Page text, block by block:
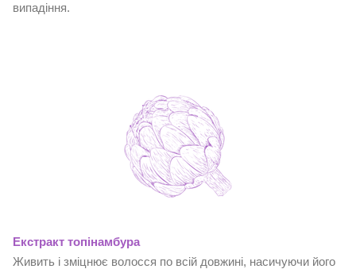
випадіння.
Екстракт топінамбура
Живить і зміцнює волосся по всій довжині, насичуючи його